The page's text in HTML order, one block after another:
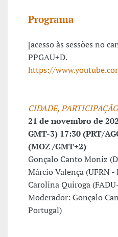
Programa
[acesso às sessões no
PPGAU+D.
https://
CIDADE,
21 de novembro de
GMT-3) 17:30 (PRT/
(MOZ /GMT+2)
Gonçalo Canto Moniz
Márcio Valença (UFRN -
Carolina Quiroga
Moderador: Gonçalo
Portugal)